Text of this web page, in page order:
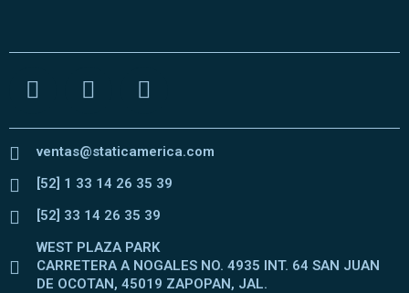
ventas@staticamerica.com
[52] 1 33 14 26 35 39
[52] 33 14 26 35 39
WEST PLAZA PARK
CARRETERA A NOGALES NO. 4935 INT. 64 SAN JUAN
DE OCOTAN, 45019 ZAPOPAN, JAL.